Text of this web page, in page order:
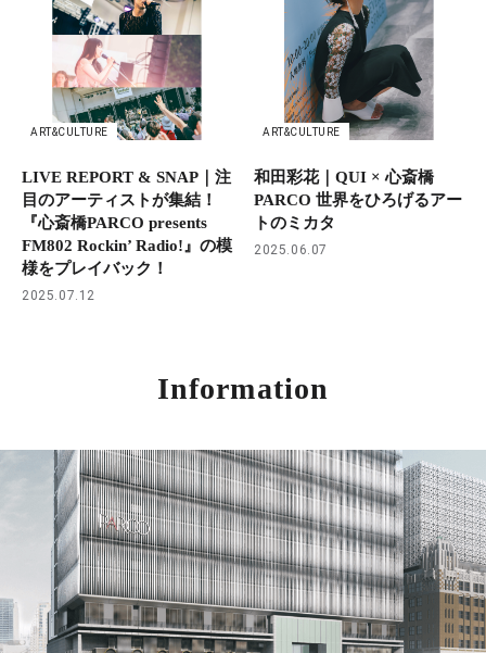
ART&CULTURE
LIVE REPORT & SNAP｜注
目のアーティストが集結！
『心斎橋PARCO presents
FM802 Rockin’ Radio!』の模
様をプレイバック！
2025.07.12
ART&CULTURE
和田彩花｜QUI × 心斎橋
PARCO 世界をひろげるアー
トのミカタ
2025.06.07
Information